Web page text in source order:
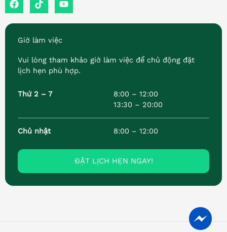
a
e
o
k
i
t
k
o
t
Giờ làm việc
Vui lòng tham khảo giờ làm việc để chủ động đặt
lịch hẹn phù hợp.
Thứ 2 – 7
8:00 – 12:00
13:30 – 20:00
Chủ nhật 8:00 – 12:00
ĐẶT LỊCH HẸN NGAY!